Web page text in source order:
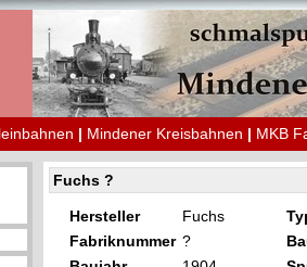
| Mindener Kreisbahnen | MKB
Fuchs ?
Hersteller Fuchs
Fabriknummer ?